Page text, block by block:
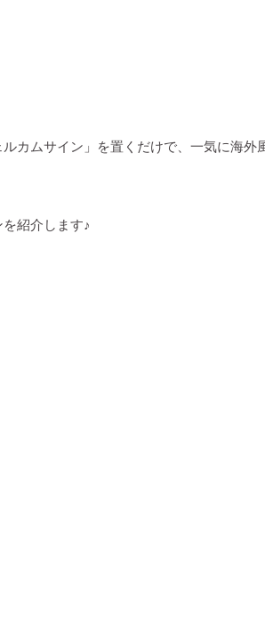
カムサイン」を置くだけで、一気に海外
紹介します♪